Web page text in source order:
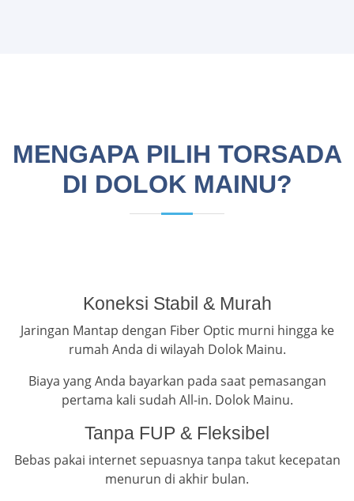
MENGAPA PILIH TORSADA
DI DOLOK MAINU?
Koneksi Stabil & Murah
Jaringan Mantap dengan Fiber Optic murni hingga ke
rumah Anda di wilayah Dolok Mainu.
Biaya yang Anda bayarkan pada saat pemasangan
pertama kali sudah All-in. Dolok Mainu.
Tanpa FUP & Fleksibel
Bebas pakai internet sepuasnya tanpa takut kecepatan
menurun di akhir bulan.